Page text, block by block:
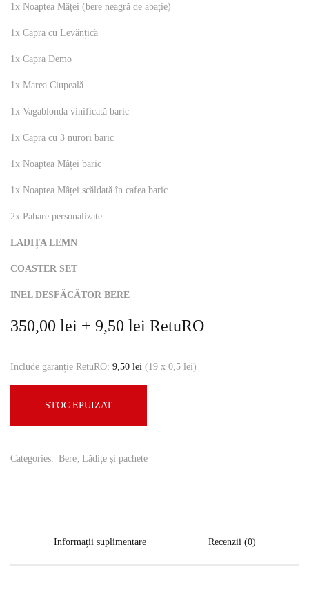
1x Noaptea Mâței (bere neagră de abație)
1x Capra cu Levănțică
1x Capra Demo
1x Marea Ciupeală
1x Vagablonda vinificată baric
1x Capra cu 3 nurori baric
1x Noaptea Mâței baric
1x Noaptea Mâței scăldată în cafea baric
2x Pahare personalizate
LADIȚA LEMN
COASTER SET
INEL DESFĂCĂTOR BERE
350,00 lei + 9,50 lei RetuRO
Include garanție RetuRO: 9,50 lei (19 x 0,5 lei)
STOC EPUIZAT
Categories: Bere Lădițe și pachete
Informații suplimentare Recenzii (0)